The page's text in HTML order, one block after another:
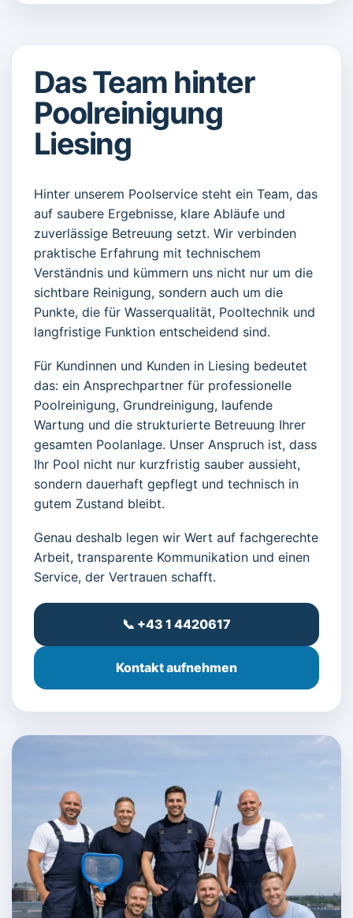
Das Team hinter
Poolreinigung
Liesing
Hinter unserem Poolservice steht ein Team, das
auf saubere Ergebnisse, klare Abläufe und
zuverlässige Betreuung setzt. Wir verbinden
praktische Erfahrung mit technischem
Verständnis und kümmern uns nicht nur um die
sichtbare Reinigung, sondern auch um die
Punkte, die für Wasserqualität, Pooltechnik und
langfristige Funktion entscheidend sind.
Für Kundinnen und Kunden in Liesing bedeutet
das: ein Ansprechpartner für professionelle
Poolreinigung, Grundreinigung, laufende
Wartung und die strukturierte Betreuung Ihrer
gesamten Poolanlage. Unser Anspruch ist, dass
Ihr Pool nicht nur kurzfristig sauber aussieht,
sondern dauerhaft gepflegt und technisch in
gutem Zustand bleibt.
Genau deshalb legen wir Wert auf fachgerechte
Arbeit, transparente Kommunikation und einen
Service, der Vertrauen schafft.
📞 +43 1 4420617
Kontakt aufnehmen